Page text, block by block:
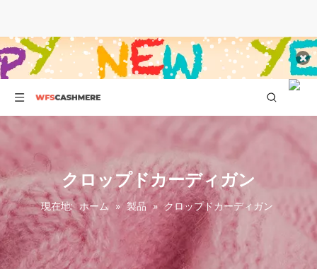
クロップドカーディガン
現在地: ホーム » 製品 » クロップドカーディガン